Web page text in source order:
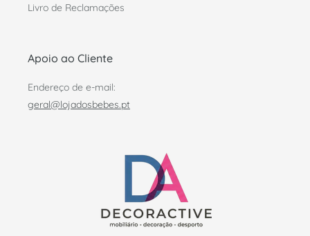
Livro de Reclamações
Apoio ao Cliente
Endereço de e-mail:
geral@lojadosbebes.pt